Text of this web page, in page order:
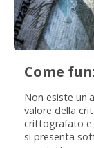
Come
Non esiste
valore della
crittografato e
si presenta